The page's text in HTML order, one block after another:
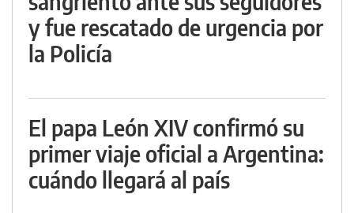
y fue rescatado de urgencia por
la Policía
El papa León XIV confirmó su
primer viaje oficial a Argentina:
cuándo llegará al país